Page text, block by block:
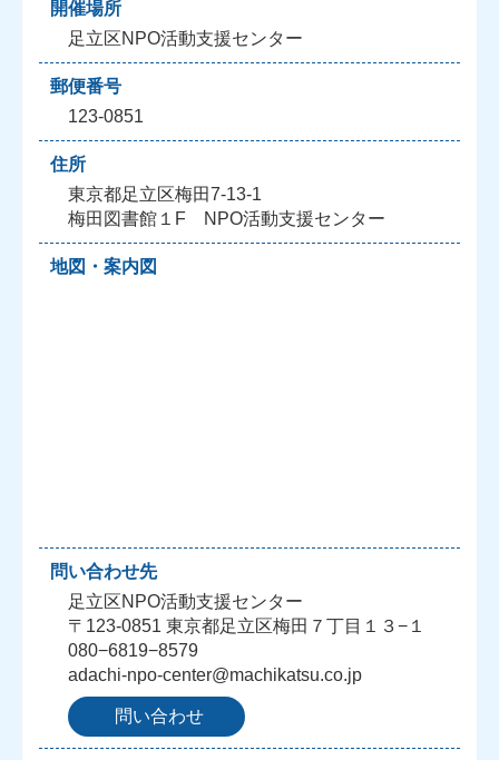
開催場所
足立区NPO活動支援センター
郵便番号
123-0851
住所
東京都足立区梅田7-13-1
梅田図書館１F NPO活動支援センター
地図・案内図
問い合わせ先
足立区NPO活動支援センター
〒123-0851 東京都足立区梅田７丁目１３−１
080−6819−8579
adachi-npo-center@machikatsu.co.jp
問い合わせ